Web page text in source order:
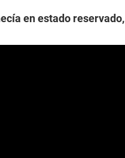
en estado reservado,